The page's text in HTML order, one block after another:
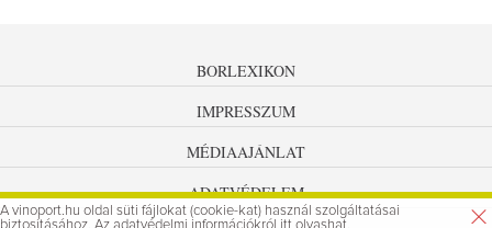
BORLEXIKON
IMPRESSZUM
MÉDIAAJÁNLAT
ADATVÉDELEM
A vinoport.hu oldal süti fájlokat (cookie-kat) használ szolgáltatásai